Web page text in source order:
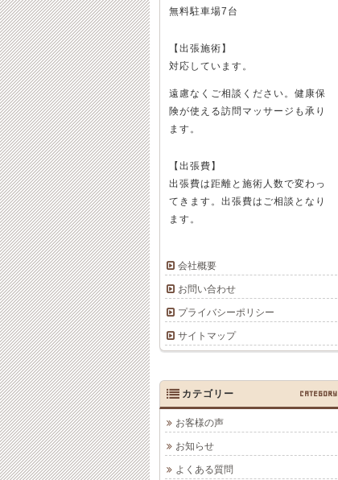
無料駐車場7台
【出張施術】
対応しています。
遠慮なくご相談ください。健康保
険が使える訪問マッサージも承り
ます。
【出張費】
出張費は距離と施術人数で変わっ
てきます。出張費はご相談となり
ます。
会社概要
お問い合わせ
プライバシーポリシー
サイトマップ
カテゴリー CATEGORY
お客様の声
お知らせ
よくある質問